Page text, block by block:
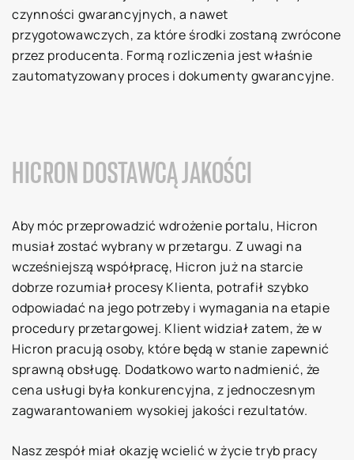
czynności gwarancyjnych, a nawet
przygotowawczych, za które środki zostaną zwrócone
przez producenta. Formą rozliczenia jest właśnie
zautomatyzowany proces i dokumenty gwarancyjne.
HICRON DOSTAWCĄ JAKOŚCI
Aby móc przeprowadzić wdrożenie portalu, Hicron
musiał zostać wybrany w przetargu. Z uwagi na
wcześniejszą współpracę, Hicron już na starcie
dobrze rozumiał procesy Klienta, potrafił szybko
odpowiadać na jego potrzeby i wymagania na etapie
procedury przetargowej. Klient widział zatem, że w
Hicron pracują osoby, które będą w stanie zapewnić
sprawną obsługę. Dodatkowo warto nadmienić, że
cena usługi była konkurencyjna, z jednoczesnym
zagwarantowaniem wysokiej jakości rezultatów.
Nasz zespół miał okazję wcielić w życie tryb pracy